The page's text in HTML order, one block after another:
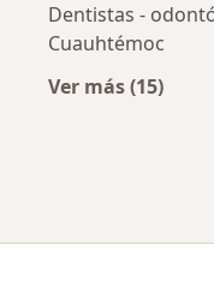
Dentistas -
Cuauhtémoc
Ver más (15)